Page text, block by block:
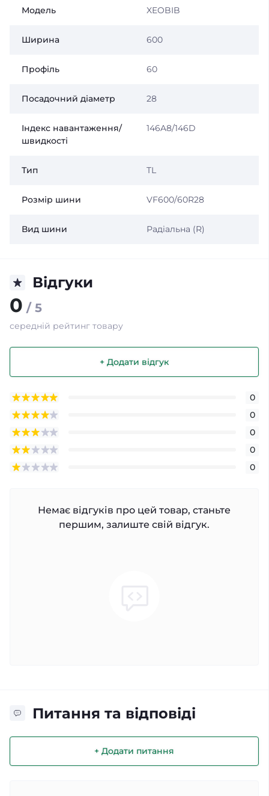
Модель XEOBIB
Ширина 600
Профіль 60
Посадочний діаметр 28
Індекс навантаження/
швидкості
146A8/146D
Тип TL
Розмір шини VF600/60R28
Вид шини Радіальна (R)
Відгуки
0 / 5
середній рейтинг товару
+ Додати відгук
0
0
0
0
0
Немає відгуків про цей товар, станьте
першим, залиште свій відгук.
Питання та відповіді
+ Додати питання